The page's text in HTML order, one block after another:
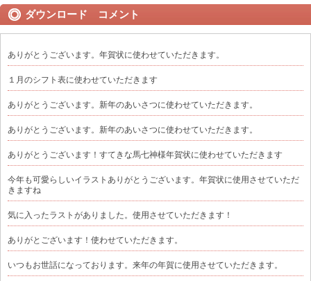
ダウンロード コメント
ありがとうございます。年賀状に使わせていただきます。
１月のシフト表に使わせていただきます
ありがとうございます。新年のあいさつに使わせていただきます。
ありがとうございます。新年のあいさつに使わせていただきます。
ありがとうございます！すてきな馬七神様年賀状に使わせていただきます
今年も可愛らしいイラストありがとうございます。年賀状に使用させていただ
きますね
気に入ったラストがありました。使用させていただきます！
ありがとございます！使わせていただきます。
いつもお世話になっております。来年の年賀に使用させていただきます。